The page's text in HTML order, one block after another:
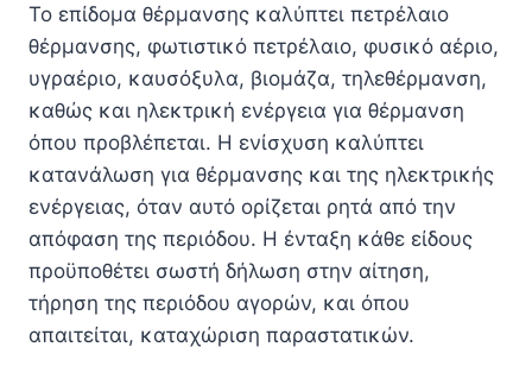
Το επίδομα θέρμανσης καλύπτει πετρέλαιο
θέρμανσης, φωτιστικό πετρέλαιο, φυσικό αέριο,
υγραέριο, καυσόξυλα, βιομάζα, τηλεθέρμανση,
καθώς και ηλεκτρική ενέργεια για θέρμανση
όπου προβλέπεται. Η ενίσχυση καλύπτει
κατανάλωση για θέρμανσης και της ηλεκτρικής
ενέργειας, όταν αυτό ορίζεται ρητά από την
απόφαση της περιόδου. Η ένταξη κάθε είδους
προϋποθέτει σωστή δήλωση στην αίτηση,
τήρηση της περιόδου αγορών, και όπου
απαιτείται, καταχώριση παραστατικών.